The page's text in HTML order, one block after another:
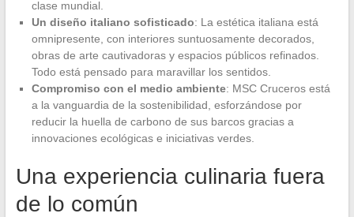
clase mundial.
Un diseño italiano sofisticado: La estética italiana está
omnipresente, con interiores suntuosamente decorados,
obras de arte cautivadoras y espacios públicos refinados.
Todo está pensado para maravillar los sentidos.
Compromiso con el medio ambiente: MSC Cruceros está
a la vanguardia de la sostenibilidad, esforzándose por
reducir la huella de carbono de sus barcos gracias a
innovaciones ecológicas e iniciativas verdes.
Una experiencia culinaria fuera
de lo común